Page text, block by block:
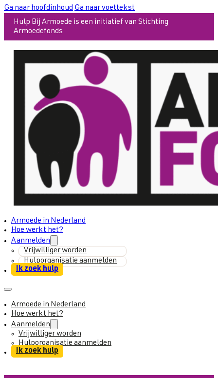
Ga naar hoofdinhoud Ga naar voettekst
Hulp Bij Armoede is een initiatief van Stichting
Armoedefonds
Armoede in Nederland
Hoe werkt het?
Aanmelden
Vrijwilliger worden
Hulporganisatie aanmelden
Ik zoek hulp
Armoede in Nederland
Hoe werkt het?
Aanmelden
Vrijwilliger worden
Hulporganisatie aanmelden
Ik zoek hulp